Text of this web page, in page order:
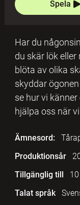
Spela
Har du
du skär lök eller
blöta av olika
skyddar
se hur vi
hjälpa oss när
Ämnesord:
Produktionsår
Tillgänglig till
Talat språk